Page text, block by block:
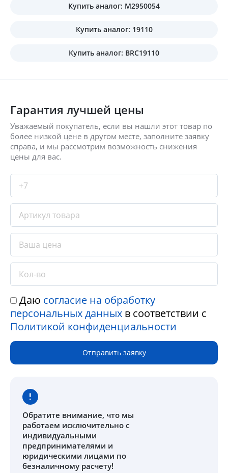
Купить аналог: M2950054
Купить аналог: 19110
Купить аналог: BRC19110
Гарантия лучшей цены
Уважаемый покупатель, если вы нашли этот товар по
более низкой цене в другом месте, заполните заявку
справа, и мы рассмотрим возможность снижения
цены для вас.
Даю согласие на обработку
персональных данных в соответствии с
Политикой конфиденциальности
Отправить заявку
Обратите внимание, что мы
работаем исключительно с
индивидуальными
предпринимателями и
юридическими лицами по
безналичному расчету!